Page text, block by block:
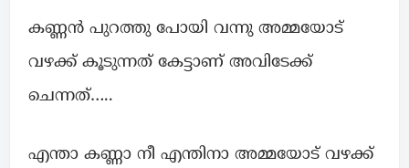
കണ്ണൻ പുറത്തു പോയി വന്നു അമ്മയോട്
വഴക്ക് കൂടുന്നത് കേട്ടാണ് അവിടേക്ക്
ചെന്നത്…..
എന്താ കണ്ണാ നീ എന്തിനാ അമ്മയോട് വഴക്ക്